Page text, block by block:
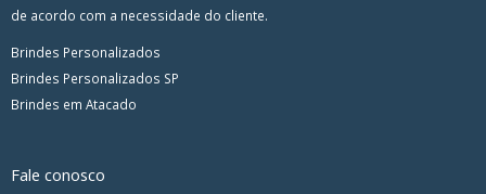
de acordo com a necessidade do cliente.
Brindes Personalizados
Brindes Personalizados SP
Brindes em Atacado
Fale conosco